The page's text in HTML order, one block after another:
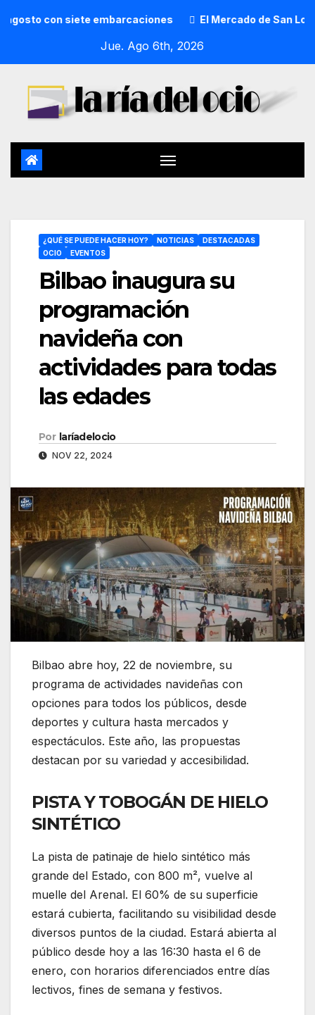
siete embarcaciones El Mercado de San Lorenzo de
Jue. Ago 6th, 2026
¿QUÉ SE PUEDE HACER HOY? NOTICIAS
DESTACADAS
OCIO
EVENTOS
Bilbao inaugura su
programación
navideña con
actividades para todas
las edades
Por laríadelocio
NOV 22, 2024
Bilbao abre hoy, 22 de noviembre, su
programa de actividades navideñas con
opciones para todos los públicos, desde
deportes y cultura hasta mercados y
espectáculos. Este año, las propuestas
destacan por su variedad y accesibilidad.
PISTA Y TOBOGÁN DE HIELO
SINTÉTICO
La pista de patinaje de hielo sintético más
grande del Estado, con 800 m², vuelve al
muelle del Arenal. El 60% de su superficie
estará cubierta, facilitando su visibilidad desde
diversos puntos de la ciudad. Estará abierta al
público desde hoy a las 16:30 hasta el 6 de
enero, con horarios diferenciados entre días
lectivos, fines de semana y festivos.